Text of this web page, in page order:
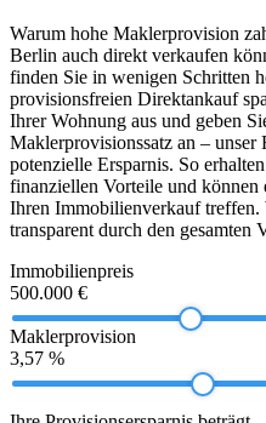
Warum hohe Maklerprovision
Berlin auch direkt verkaufen
finden Sie in wenigen Schritten
provisionsfreien Direktankauf
Ihrer Wohnung aus und geben
Maklerprovisionssatz an –
potenzielle Ersparnis. So
finanziellen Vorteile und können
Ihren Immobilienverkauf
transparent durch den gesamten
Immobilienpreis
500.000 €
Maklerprovision
3,57 %